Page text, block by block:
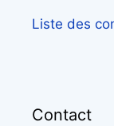
Liste des
Contact